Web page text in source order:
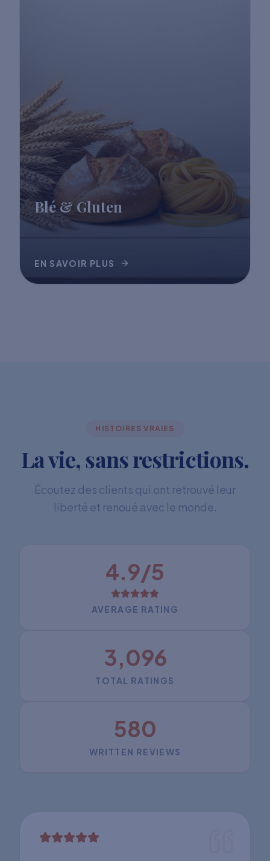
Blé & Gluten
EN SAVOIR PLUS
HISTOIRES VRAIES
La vie, sans restrictions.
Écoutez des clients qui ont retrouvé leur
liberté et renoué avec le monde.
4.9/5
AVERAGE RATING
3,096
TOTAL RATINGS
580
WRITTEN REVIEWS